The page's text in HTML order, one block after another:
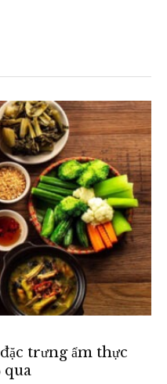
trưng ẩm thực
qua